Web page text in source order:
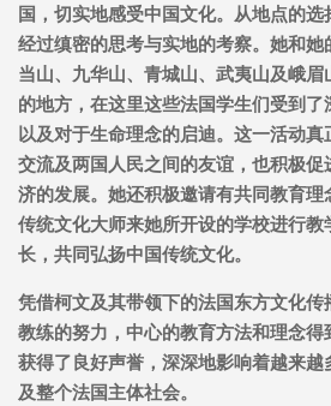
国，切实地感受中国文化。从地点的
经过缜密的思考与实地的考察。她和
当山、九华山、青城山、武夷山及峨
的地方，在这里这些法国学生们受到
以及对于生命理念的启迪。这一活动
交流及两国人民之间的友谊，也积极
济的发展。她还积极邀请有共同教育
传统文化大师来她所开设的学校进行教
长，共同弘扬中国传统文化。
凭借柯文及其带领下的法国东方文化
教练的努力，中心的教育方法和理念得
获得了良好声誉，深深地影响着越来
及整个法国主体社会。